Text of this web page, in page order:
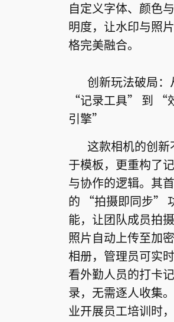
自定义字体、颜色
明度，让水印与照
格完美融合。
创新玩法破局：
“记录工具” 到 “
引擎”
这款相机的创新
于模板，更重构了
与协作的逻辑。其
的 “拍摄即同步”
能，让团队成员拍
照片自动上传至加
相册，管理员可实
看外勤人员的打卡记
录，无需逐人收集
业开展员工培训时